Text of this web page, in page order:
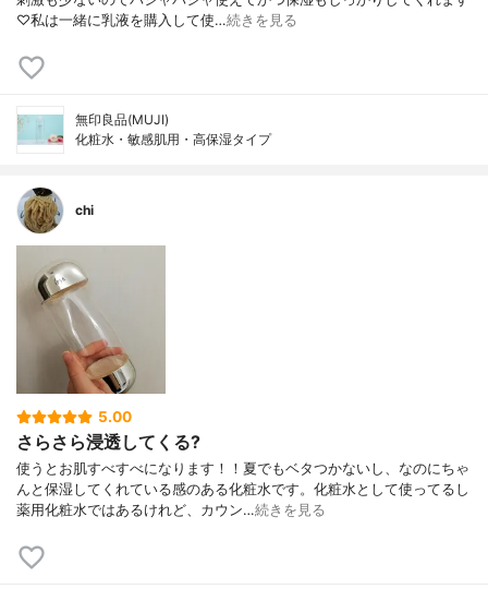
♡私は一緒に乳液を購入して使…続きを見る
無印良品(MUJI)
化粧水・敏感肌用・高保湿タイプ
chi
5.00
さらさら浸透してくる?
使うとお肌すべすべになります！！夏でもベタつかないし、なのにちゃ
んと保湿してくれている感のある化粧水です。化粧水として使ってるし
薬用化粧水ではあるけれど、カウン…続きを見る